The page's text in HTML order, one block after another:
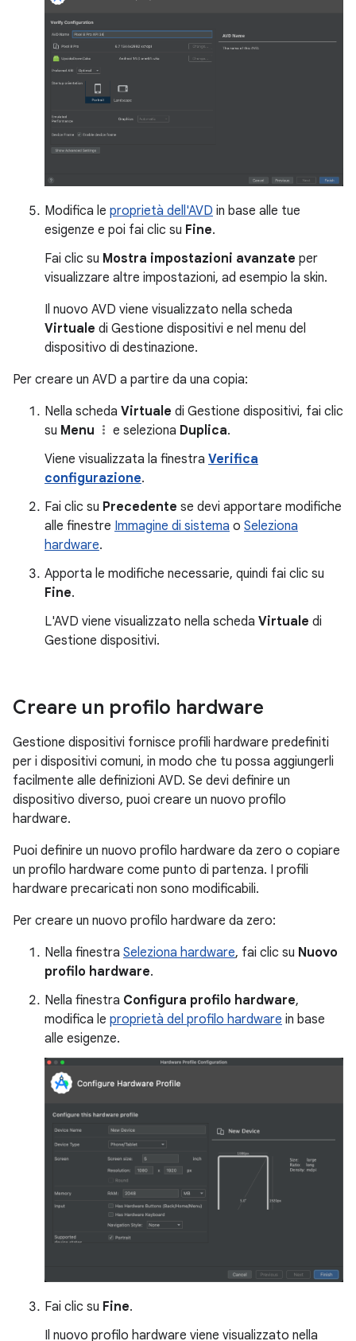
Modifica le proprietà dell'AVD in base alle tue
esigenze e poi fai clic su Fine.
Fai clic su Mostra impostazioni avanzate per
visualizzare altre impostazioni, ad esempio la skin.
Il nuovo AVD viene visualizzato nella scheda
Virtuale di Gestione dispositivi e nel menu del
dispositivo di destinazione.
Per creare un AVD a partire da una copia:
Nella scheda Virtuale di Gestione dispositivi, fai clic
su Menu e seleziona Duplica.
Viene visualizzata la finestra Verifica
configurazione.
Fai clic su Precedente se devi apportare modifiche
alle finestre Immagine di sistema o Seleziona
hardware.
Apporta le modifiche necessarie, quindi fai clic su
Fine.
L'AVD viene visualizzato nella scheda Virtuale di
Gestione dispositivi.
Creare un profilo hardware
Gestione dispositivi fornisce profili hardware predefiniti
per i dispositivi comuni, in modo che tu possa aggiungerli
facilmente alle definizioni AVD. Se devi definire un
dispositivo diverso, puoi creare un nuovo profilo
hardware.
Puoi definire un nuovo profilo hardware da zero o copiare
un profilo hardware come punto di partenza. I profili
hardware precaricati non sono modificabili.
Per creare un nuovo profilo hardware da zero:
Nella finestra Seleziona hardware, fai clic su Nuovo
profilo hardware.
Nella finestra Configura profilo hardware,
modifica le proprietà del profilo hardware in base
alle esigenze.
Fai clic su Fine.
Il nuovo profilo hardware viene visualizzato nella